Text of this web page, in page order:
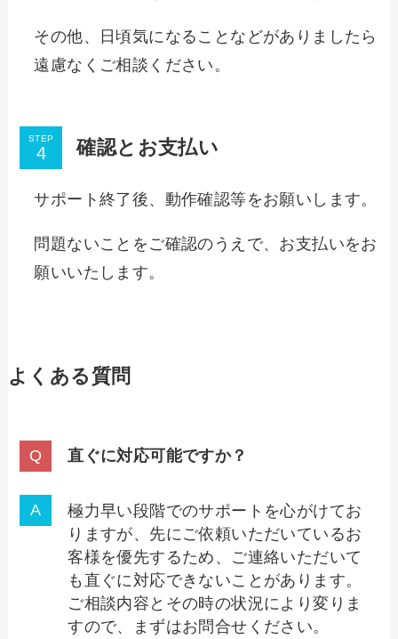
その他、日頃気になることなどがありましたら
遠慮なくご相談ください。
STEP 確認とお支払い
サポート終了後、動作確認等をお願いします。
問題ないことをご確認のうえで、お支払いをお
願いいたします。
よくある質問
直ぐに対応可能ですか？
極力早い段階でのサポートを心がけてお
りますが、先にご依頼いただいているお
客様を優先するため、ご連絡いただいて
も直ぐに対応できないことがあります。
ご相談内容とその時の状況により変りま
すので、まずはお問合せください。